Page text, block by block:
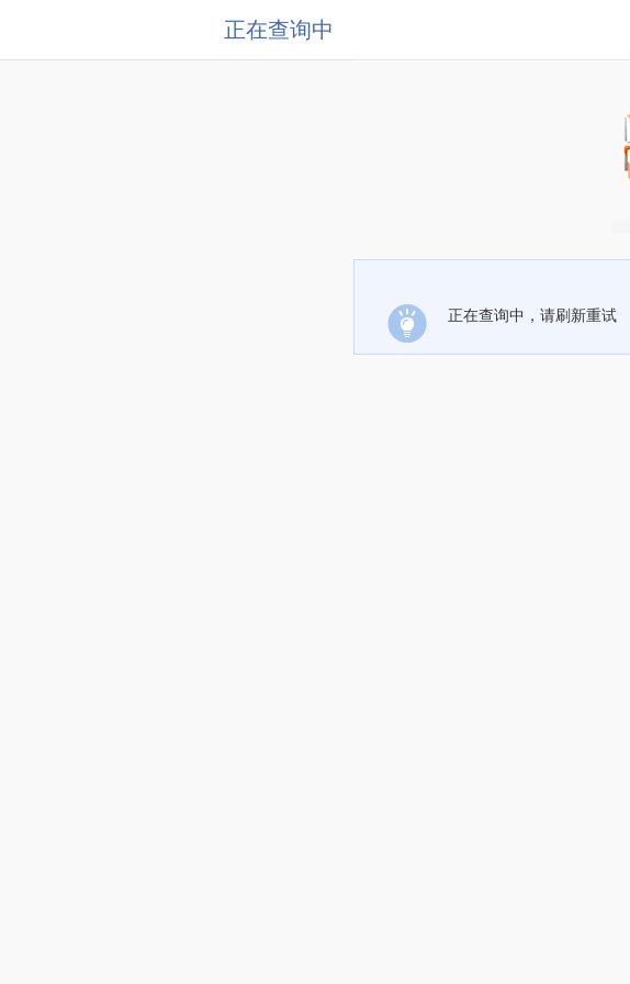
正在查询中
正在查询中，请刷新重试